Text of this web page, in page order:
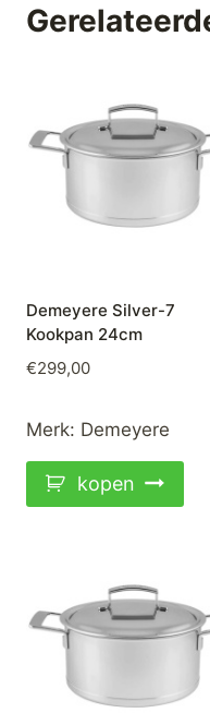
Demeyere Silver-7
Kookpan 24cm
€299,00
Merk: Demeyere
kopen